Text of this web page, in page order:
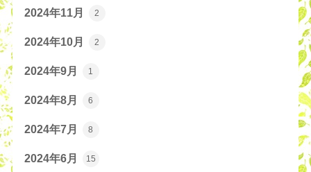
2024年11月 2
2024年10月 2
2024年9月 1
2024年8月 6
2024年7月 8
2024年6月 15